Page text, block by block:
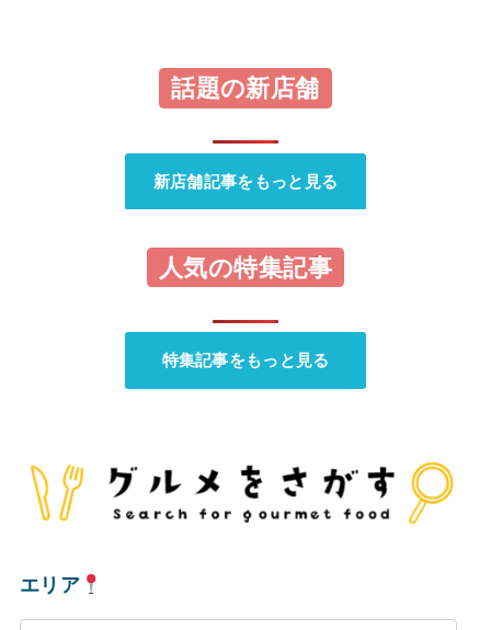
話題の新店舗
新店舗記事をもっと見る
人気の特集記事
特集記事をもっと見る
エリア